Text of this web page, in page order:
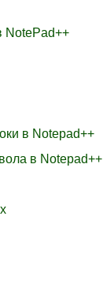
NotePad++
в Notepad++
в Notepad++